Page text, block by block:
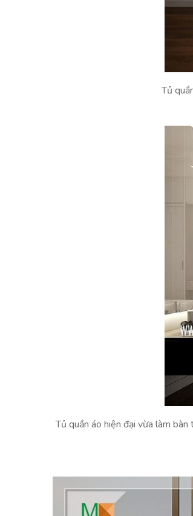
Tủ
Tủ quần áo hiện đại vừa làm